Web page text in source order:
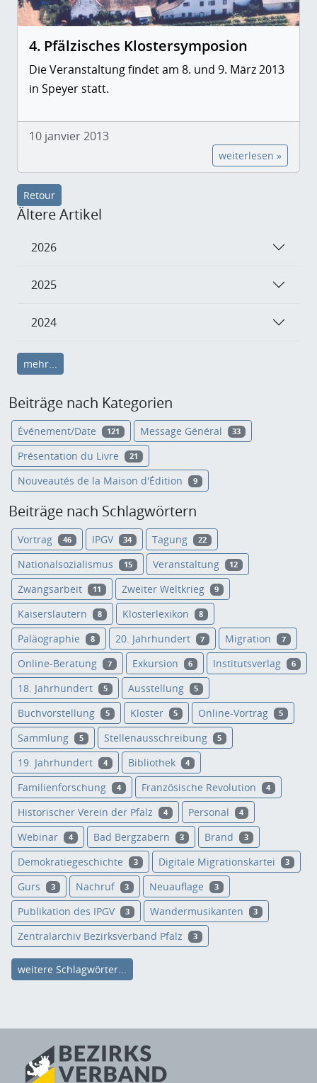
4. Pfälzisches Klostersymposion
Die Veranstaltung findet am 8. und 9. März 2013
in Speyer statt.
10 janvier 2013
weiterlesen »
Retour
Ältere Artikel
2026
2025
2024
mehr...
Beiträge nach Kategorien
Événement/Date 121 Message Général 33
Présentation du Livre 21
Nouveautés de la Maison d'Édition 9
Beiträge nach Schlagwörtern
Vortrag 46 IPGV 34 Tagung 22
Nationalsozialismus 15 Veranstaltung 12
Zwangsarbeit 11 Zweiter Weltkrieg 9
Kaiserslautern 8 Klosterlexikon 8
Paläographie 8 20. Jahrhundert 7 Migration 7
Online-Beratung 7 Exkursion 6 Institutsverlag 6
18. Jahrhundert 5 Ausstellung 5
Buchvorstellung 5 Kloster 5 Online-Vortrag 5
Sammlung 5 Stellenausschreibung 5
19. Jahrhundert 4 Bibliothek 4
Familienforschung 4 Französische Revolution 4
Historischer Verein der Pfalz 4 Personal 4
Webinar 4 Bad Bergzabern 3 Brand 3
Demokratiegeschichte 3 Digitale Migrationskartei 3
Gurs 3 Nachruf 3 Neuauflage 3
Publikation des IPGV 3 Wandermusikanten 3
Zentralarchiv Bezirksverband Pfalz 3
weitere Schlagwörter...